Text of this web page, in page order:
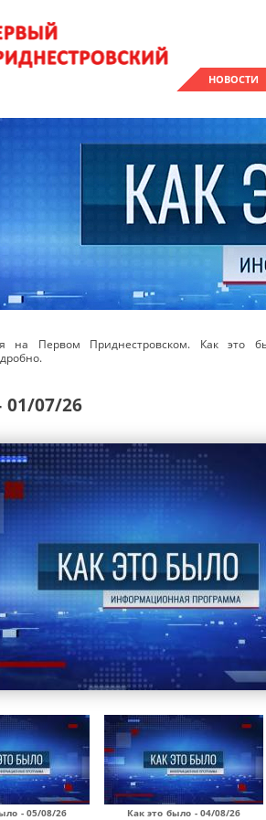
НОВОСТИ
на Первом Приднестровском. Как это
01/07/26
- 05/08/26 Как это было - 04/08/26